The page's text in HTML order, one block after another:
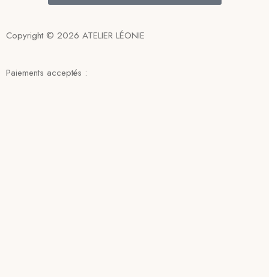
Copyright © 2026 ATELIER LÉONIE
Paiements acceptés :